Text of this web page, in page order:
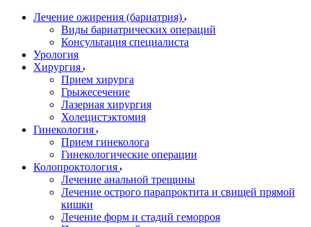
Лечение ожирения (бариатрия)
Виды бариатрических операций
Консультация специалиста
Урология
Хирургия
Прием хирурга
Грыжесечение
Лазерная хирургия
Холецистэктомия
Гинекология
Прием гинеколога
Гинекологические операции
Колопроктология
Лечение анальной трещины
Лечение острого парапроктита и свищей прямой
кишки
Лечение форм и стадий геморроя